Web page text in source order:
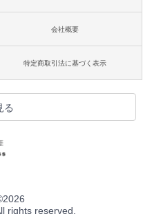
会社概要
特定商取引法に基づく表示
る
2026
rights reserved.